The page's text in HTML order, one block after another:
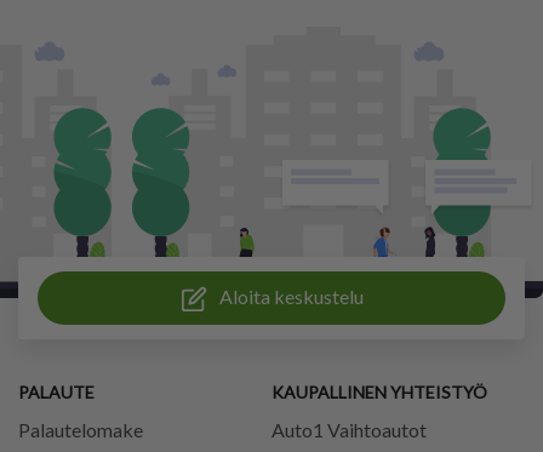
Aloita keskustelu
PALAUTE
Palautelomake
KAUPALLINEN YHTEISTYÖ
Auto1 Vaihtoautot